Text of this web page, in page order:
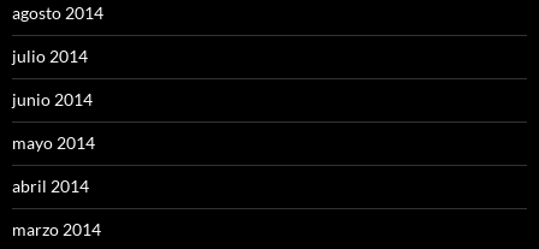
agosto 2014
julio 2014
junio 2014
mayo 2014
abril 2014
marzo 2014